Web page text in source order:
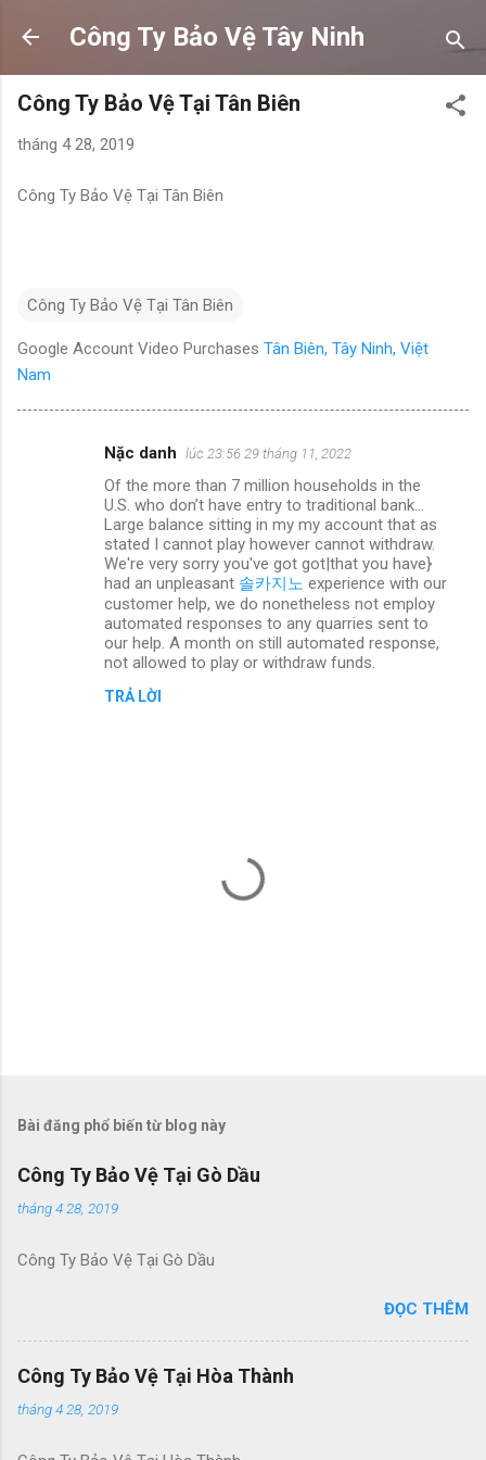
Chuyển đến nội dung chính
Công Ty Bảo Vệ Tây Ninh
Công Ty Bảo Vệ Tại Tân Biên
tháng 4 28, 2019
Công Ty Bảo Vệ Tại Tân Biên
Công Ty Bảo Vệ Tại Tân Biên
Google Account Video Purchases Tân Biên, Tây Ninh, Việt
Nam
Nặc danh lúc 23:56 29 tháng 11, 2022
Of the more than 7 million households in the
U.S. who don’t have entry to traditional bank...
Large balance sitting in my my account that as
stated I cannot play however cannot withdraw.
We're very sorry you've got got|that you have}
had an unpleasant 솔카지노 experience with our
customer help, we do nonetheless not employ
automated responses to any quarries sent to
our help. A month on still automated response,
not allowed to play or withdraw funds.
TRẢ LỜI
g
h
ậ
n
t
Bài đăng phổ biến từ blog này
Công Ty Bảo Vệ Tại Gò Dầu
tháng 4 28, 2019
Công Ty Bảo Vệ Tại Gò Dầu
ĐỌC THÊM
Công Ty Bảo Vệ Tại Hòa Thành
tháng 4 28, 2019